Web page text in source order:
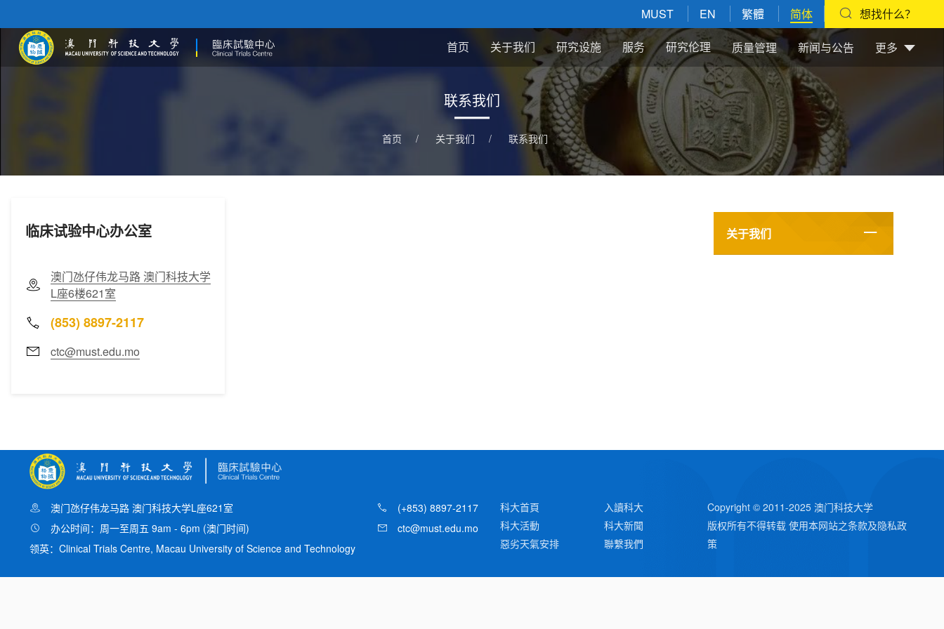
MUST EN 繁體 简体 想找什么？
首页 关于我们 研究设施 服务 研究伦理 质量管理 新闻与公告 更多
联系我们
首页 / 关于我们 / 联系我们
临床试验中心办公室
澳门氹仔伟龙马路 澳门科技大学
L座6楼621室
(853) 8897-2117
ctc@must.edu.mo
关于我们
澳门氹仔伟龙马路 澳门科技大学L座621室
(+853) 8897-2117
办公时间：周一至周五 9am - 6pm (澳门时间)
ctc@must.edu.mo
领英： Clinical Trials Centre, Macau University of Science and Technology
科大首頁
入讀科大
科大活動
科大新聞
惡劣天氣安排
聯繫我們
Copyright © 2011-2025 澳门科技大学
版权所有不得转载 使用本网站之条款及隐私政
策